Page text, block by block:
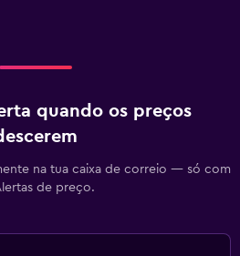
quando os preços
na tua caixa de correio — só com
de preço.